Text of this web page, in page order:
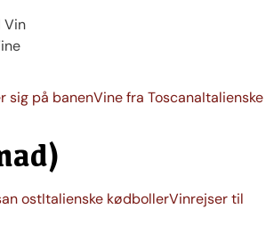
Vin
sig på banenVine fra ToscanaItalienske
ostItalienske kødbollerVinrejser til